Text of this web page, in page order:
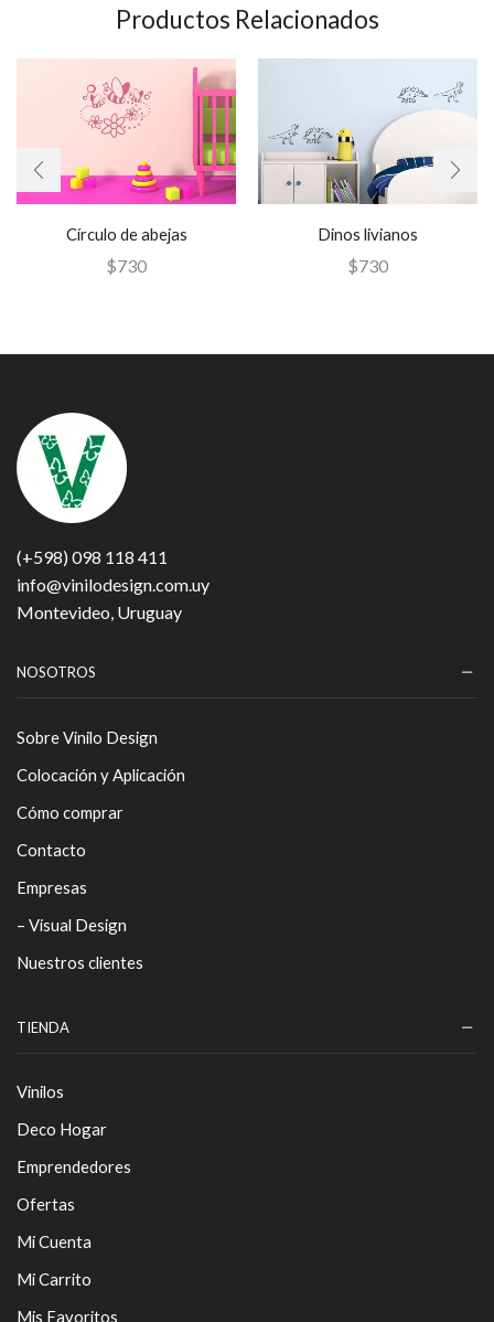
Productos Relacionados
Círculo de abejas
$730
Dinos livianos
$730
(+598) 098 118 411
info@vinilodesign.com.uy
Montevideo, Uruguay
NOSOTROS
Sobre Vinilo Design
Colocación y Aplicación
Cómo comprar
Contacto
Empresas
– Visual Design
Nuestros clientes
TIENDA
Vinilos
Deco Hogar
Emprendedores
Ofertas
Mi Cuenta
Mi Carrito
Mis Favoritos